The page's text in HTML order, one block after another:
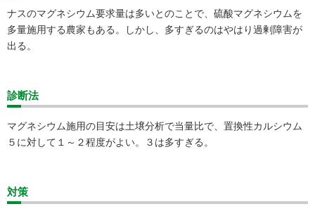
ナスのマグネシウム要求量は多いとのことで、硫酸マグネシウムを
多量施用する農家もある。しかし、多すぎるのはやはり過剰障害が
出る。
診断法
マグネシウム施用の目安は土壌分析で当量比で、置換性カルシウム
５に対して１～２程度がよい。３は多すぎる。
対策